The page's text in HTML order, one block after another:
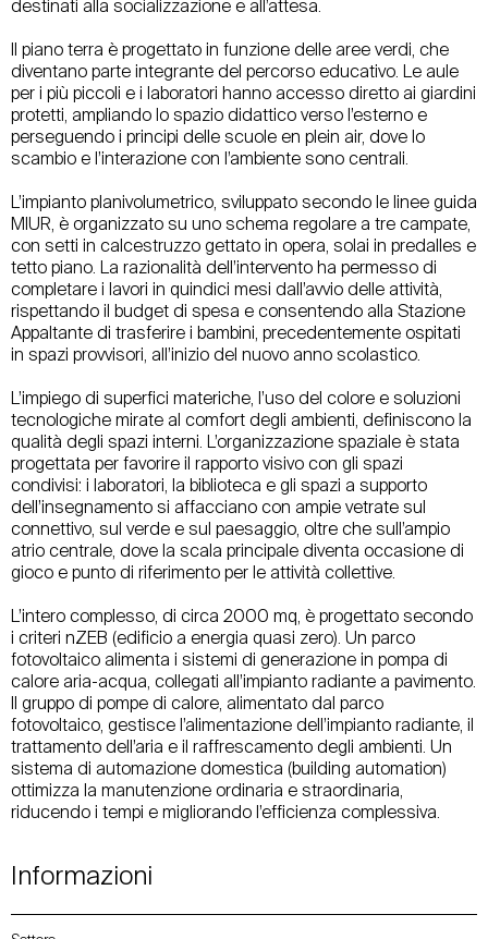
destinati alla socializzazione e all’attesa.
Il piano terra è progettato in funzione delle aree verdi, che
diventano parte integrante del percorso educativo. Le aule
per i più piccoli e i laboratori hanno accesso diretto ai giardini
protetti, ampliando lo spazio didattico verso l’esterno e
perseguendo i principi delle scuole en plein air, dove lo
scambio e l’interazione con l’ambiente sono centrali.
L’impianto planivolumetrico, sviluppato secondo le linee guida
MIUR, è organizzato su uno schema regolare a tre campate,
con setti in calcestruzzo gettato in opera, solai in predalles e
tetto piano. La razionalità dell’intervento ha permesso di
completare i lavori in quindici mesi dall’avvio delle attività,
rispettando il budget di spesa e consentendo alla Stazione
Appaltante di trasferire i bambini, precedentemente ospitati
in spazi provvisori, all’inizio del nuovo anno scolastico.
L’impiego di superfici materiche, l’uso del colore e soluzioni
tecnologiche mirate al comfort degli ambienti, definiscono la
qualità degli spazi interni. L’organizzazione spaziale è stata
progettata per favorire il rapporto visivo con gli spazi
condivisi: i laboratori, la biblioteca e gli spazi a supporto
dell’insegnamento si affacciano con ampie vetrate sul
connettivo, sul verde e sul paesaggio, oltre che sull’ampio
atrio centrale, dove la scala principale diventa occasione di
gioco e punto di riferimento per le attività collettive.
L’intero complesso, di circa 2000 mq, è progettato secondo
i criteri nZEB (edificio a energia quasi zero). Un parco
fotovoltaico alimenta i sistemi di generazione in pompa di
calore aria-acqua, collegati all’impianto radiante a pavimento.
Il gruppo di pompe di calore, alimentato dal parco
fotovoltaico, gestisce l’alimentazione dell’impianto radiante, il
trattamento dell’aria e il raffrescamento degli ambienti. Un
sistema di automazione domestica (building automation)
ottimizza la manutenzione ordinaria e straordinaria,
riducendo i tempi e migliorando l’efficienza complessiva.
Informazioni